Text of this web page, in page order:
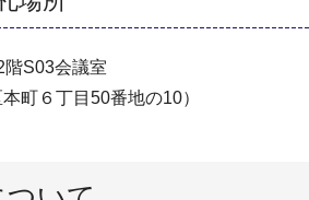
S03会議室
本町６丁目50番地の10）